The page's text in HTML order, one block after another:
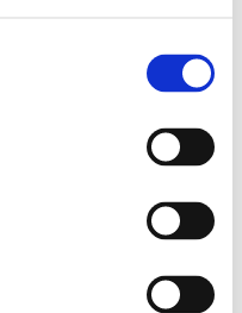
Lägg
Artikelnr